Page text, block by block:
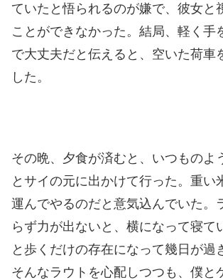
ていたと悟られるのが嫌で、彼女と
ことができなかった。結局、軽く手
で大丈夫だと伝えると、空いた荷車
した。
その晩、夕食が済むと、いつものよ
とサイの元に出かけて行った。重い
運んでやるのだと意気込んでいた。
らず力が出ないと、横になって寝て
と歩くだけの存在になって幾日が過
そんなラウトを心配しつつも、僕と